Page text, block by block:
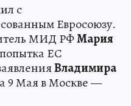
с
Евросоюзу.
МИД РФМария
ЕС
Владимира
9 Мая в Москве —